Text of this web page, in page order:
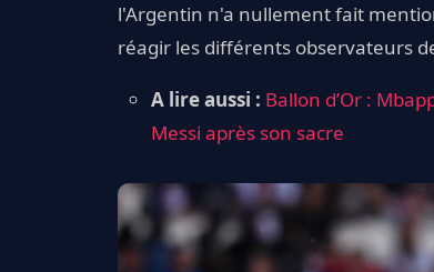
l'Argentin n'a nullement fait
réagir les différents observateurs
A lire aussi : Ballon d’Or :
Messi après son sacre